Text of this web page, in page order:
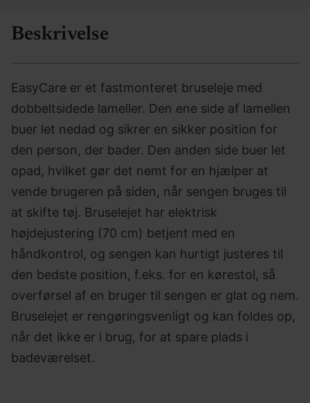
Beskrivelse
EasyCare er et fastmonteret bruseleje med
dobbeltsidede lameller. Den ene side af lamellen
buer let nedad og sikrer en sikker position for
den person, der bader. Den anden side buer let
opad, hvilket gør det nemt for en hjælper at
vende brugeren på siden, når sengen bruges til
at skifte tøj. Bruselejet har elektrisk
højdejustering (70 cm) betjent med en
håndkontrol, og sengen kan hurtigt justeres til
den bedste position, f.eks. for en kørestol, så
overførsel af en bruger til sengen er glat og nem.
Bruselejet er rengøringsvenligt og kan foldes op,
når det ikke er i brug, for at spare plads i
badeværelset.